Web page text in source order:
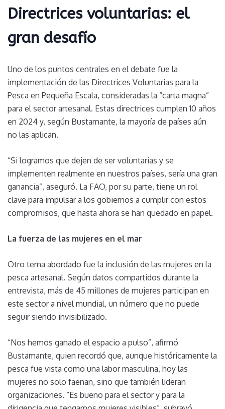
Directrices voluntarias: el
gran desafío
Uno de los puntos centrales en el debate fue la
implementación de las Directrices Voluntarias para la
Pesca en Pequeña Escala, consideradas la “carta magna”
para el sector artesanal. Estas directrices cumplen 10 años
en 2024 y, según Bustamante, la mayoría de países aún
no las aplican.
“Si logramos que dejen de ser voluntarias y se
implementen realmente en nuestros países, sería una gran
ganancia”, aseguró. La FAO, por su parte, tiene un rol
clave para impulsar a los gobiernos a cumplir con estos
compromisos, que hasta ahora se han quedado en papel.
La fuerza de las mujeres en el mar
Otro tema abordado fue la inclusión de las mujeres en la
pesca artesanal. Según datos compartidos durante la
entrevista, más de 45 millones de mujeres participan en
este sector a nivel mundial, un número que no puede
seguir siendo invisibilizado.
“Nos hemos ganado el espacio a pulso”, afirmó
Bustamante, quien recordó que, aunque históricamente la
pesca fue vista como una labor masculina, hoy las
mujeres no solo faenan, sino que también lideran
organizaciones. “Es bueno para el sector y para la